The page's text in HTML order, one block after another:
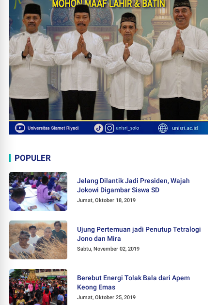
POPULER
Jelang Dilantik Jadi Presiden, Wajah
Jokowi Digambar Siswa SD
Jumat, Oktober 18, 2019
Ujung Pertemuan jadi Penutup Tetralogi
Jono dan Mira
Sabtu, November 02, 2019
Berebut Energi Tolak Bala dari Apem
Keong Emas
Jumat, Oktober 25, 2019